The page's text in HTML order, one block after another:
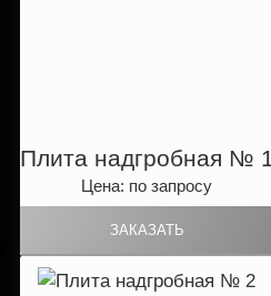
Плита надгробная № 1
Цена: по запросу